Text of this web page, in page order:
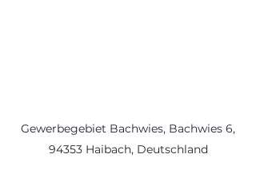
Gewerbegebiet Bachwies, Bachwies 6,
94353 Haibach, Deutschland